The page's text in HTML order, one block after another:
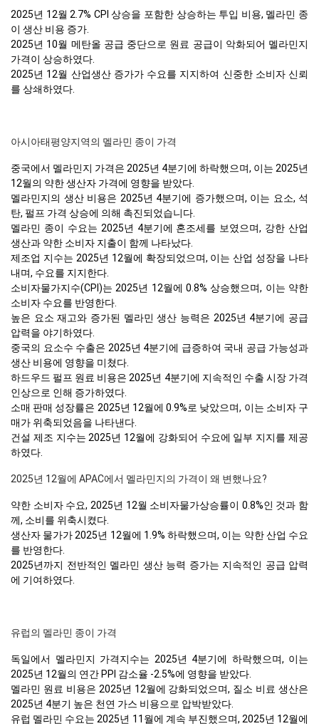
2025년 12월 2.7% CPI 상승을 포함한 상승하는 투입 비용, 멜라민 종
이 생산 비용 증가.
2025년 10월 메탄올 공급 중단으로 원료 공급이 악화되어 멜라민지
가격이 상승하였다.
2025년 12월 산업생산 증가가 수요를 지지하여 신중한 소비자 신뢰
를 상쇄하였다.
아시아태평양지역의 멜라민 종이 가격
중국에서 멜라민지 가격은 2025년 4분기에 하락했으며, 이는 2025년
12월의 약한 생산자 가격에 영향을 받았다.
멜라민지의 생산 비용은 2025년 4분기에 증가했으며, 이는 요소, 석
탄, 펄프 가격 상승에 의해 촉진되었습니다.
멜라민 종이 수요는 2025년 4분기에 혼조세를 보였으며, 강한 산업
생산과 약한 소비자 지출이 함께 나타났다.
제조업 지수는 2025년 12월에 확장되었으며, 이는 산업 성장을 나타
내며, 수요를 지지한다.
소비자물가지수(CPI)는 2025년 12월에 0.8% 상승했으며, 이는 약한
소비자 수요를 반영한다.
높은 요소 재고와 증가된 멜라민 생산 능력은 2025년 4분기에 공급
압력을 야기하였다.
중국의 요소수 수출은 2025년 4분기에 급증하여 국내 공급 가능성과
생산 비용에 영향을 미쳤다.
하드우드 펄프 원료 비용은 2025년 4분기에 지속적인 수출 시장 가격
인상으로 인해 증가하였다.
소매 판매 성장률은 2025년 12월에 0.9%로 낮았으며, 이는 소비자 구
매가 위축되었음을 나타낸다.
건설 제조 지수는 2025년 12월에 강화되어 수요에 일부 지지를 제공
하였다.
2025년 12월에 APAC에서 멜라민지의 가격이 왜 변했나요?
약한 소비자 수요, 2025년 12월 소비자물가상승률이 0.8%인 것과 함
께, 소비를 위축시켰다.
생산자 물가가 2025년 12월에 1.9% 하락했으며, 이는 약한 산업 수요
를 반영한다.
2025년까지 전반적인 멜라민 생산 능력 증가는 지속적인 공급 압력
에 기여하였다.
유럽의 멜라민 종이 가격
독일에서 멜라민지 가격지수는 2025년 4분기에 하락했으며, 이는
2025년 12월의 연간 PPI 감소율 -2.5%에 영향을 받았다.
멜라민 원료 비용은 2025년 12월에 강화되었으며, 질소 비료 생산은
2025년 4분기 높은 천연 가스 비용으로 압박받았다.
유럽 멜라민 수요는 2025년 11월에 계속 부진했으며, 2025년 12월에